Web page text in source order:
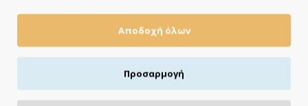
Άμεση αποστολή της παραγγελίας σου σε 1 - 2 εργάσιμες
ημέρες
Αποδοχή όλων
Προσαρμογή